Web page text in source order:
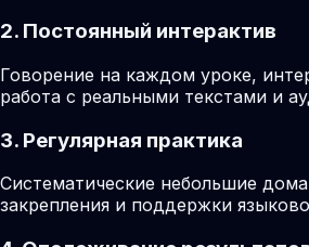
2. Постоянный интерактив
Говорение на каждом уроке,
работа с реальными текстами и
3. Регулярная практика
Систематические небольшие
закрепления и поддержки